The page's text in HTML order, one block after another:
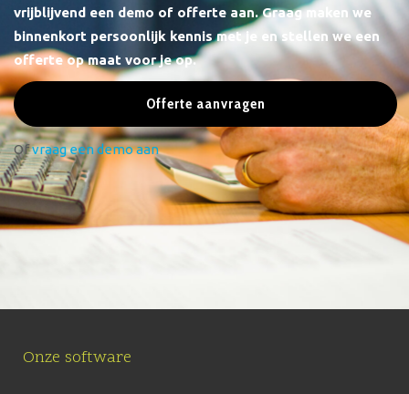
vrijblijvend een demo of offerte aan. Graag maken we
binnenkort persoonlijk kennis met je en stellen we een
offerte op maat voor je op.
Offerte aanvragen
Ofvraag een demo aan
Onze software